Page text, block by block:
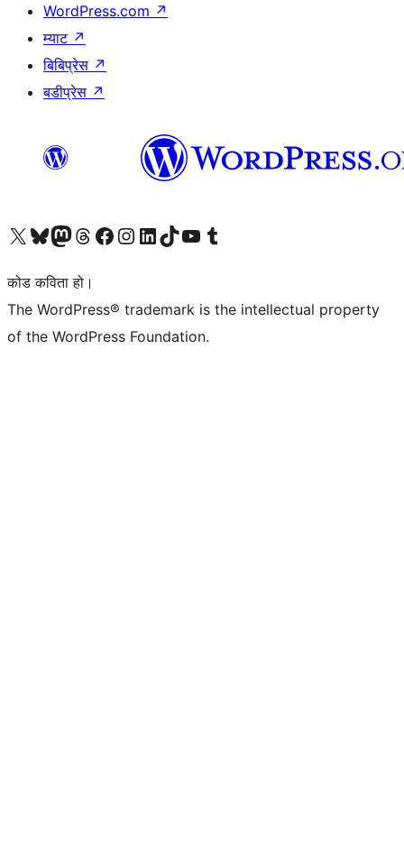
WordPress.com ↗
म्याट ↗
बिबिप्रेस ↗
बडीप्रेस ↗
हाम्रो X (पहिले ट्विटर) खातामा जानुहोस्
हाम्रो Bluesky खाता भ्रमण गर्नुहोस्
हाम्रो म्यास्टोडन खाता भ्रमण गर्नुहोस्
हाम्रो थ्रेड्स खातामा जानुहोस्
हाम्रो फेसबुक पेजमा जानुहोस्
हाम्रो इन्स्टाग्राम खातामा जानुहोस्
हाम्रो लिङ्क्डइन खातामा जानुहोस्
हाम्रो TikTok खाता भ्रमण गर्नुहोस्
हाम्रो युट्युब च्यानलमा जानुहोस्
हाम्रो टम्बलर खाता भ्रमण गर्नुहोस्
कोड कविता हो।
The WordPress® trademark is the intellectual property
of the WordPress Foundation.